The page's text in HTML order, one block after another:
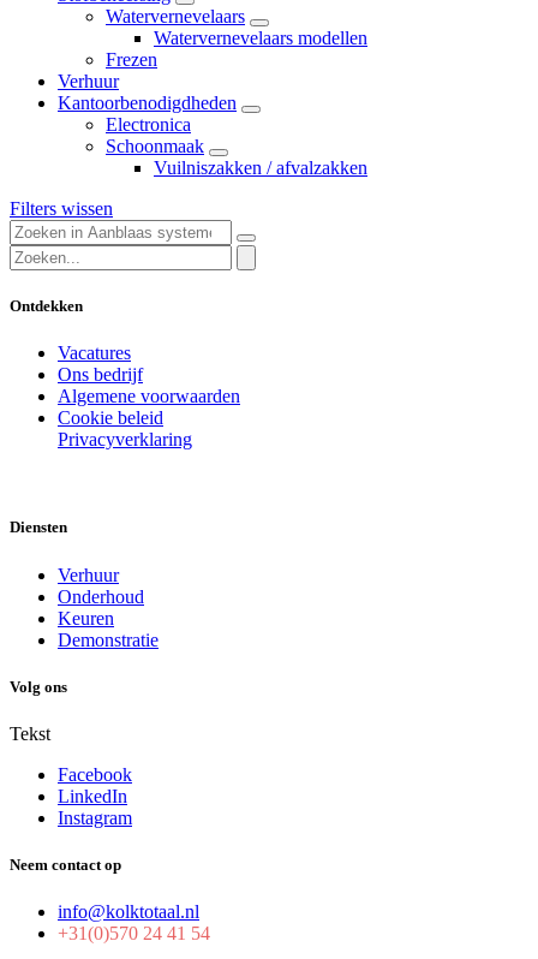
Watervernevelaars
Watervernevelaars modellen
Frezen
Verhuur
Kantoorbenodigdheden
Electronica
Schoonmaak
Vuilniszakken / afvalzakken
Filters wissen
Ontdekken
Vacatures
Ons bedrijf
Algemene voorwaarden
Cookie beleid
Privacyverklaring
Diensten
Verhuur
Onderhoud
Keuren
Demonstratie
Volg ons
Tekst
Facebook
LinkedIn
Instagram
Neem contact op
info@kolktotaal.nl
+31(0)570 24 41 54